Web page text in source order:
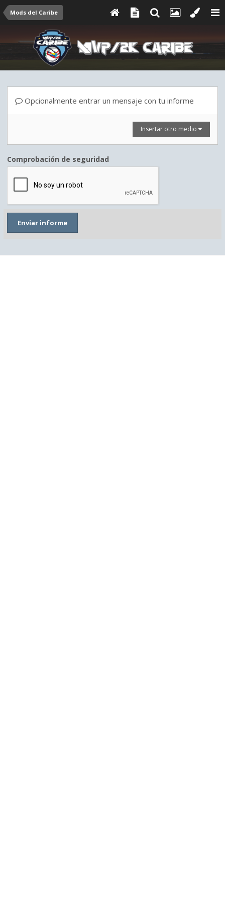
Mods del Caribe
Opcionalmente entrar un mensaje con tu informe
Insertar otro medio
Comprobación de seguridad
Enviar informe